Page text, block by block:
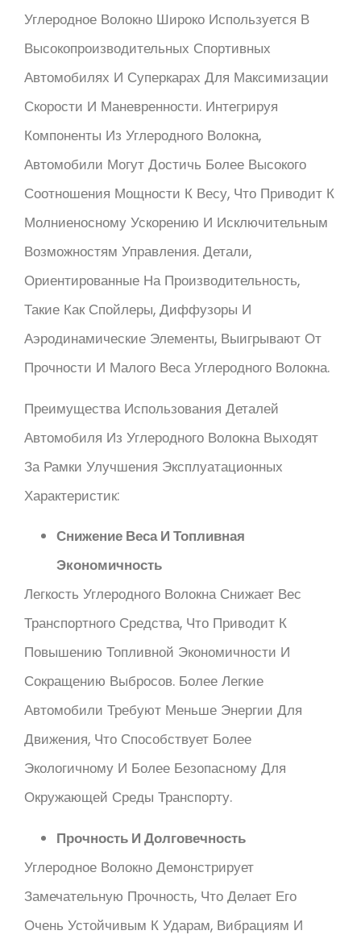
Углеродное Волокно Широко Используется В
Высокопроизводительных Спортивных
Автомобилях И Суперкарах Для Максимизации
Скорости И Маневренности. Интегрируя
Компоненты Из Углеродного Волокна,
Автомобили Могут Достичь Более Высокого
Соотношения Мощности К Весу, Что Приводит К
Молниеносному Ускорению И Исключительным
Возможностям Управления. Детали,
Ориентированные На Производительность,
Такие Как Спойлеры, Диффузоры И
Аэродинамические Элементы, Выигрывают От
Прочности И Малого Веса Углеродного Волокна.
Преимущества Использования Деталей
Автомобиля Из Углеродного Волокна Выходят
За Рамки Улучшения Эксплуатационных
Характеристик:
Снижение Веса И Топливная
Экономичность
Легкость Углеродного Волокна Снижает Вес
Транспортного Средства, Что Приводит К
Повышению Топливной Экономичности И
Сокращению Выбросов. Более Легкие
Автомобили Требуют Меньше Энергии Для
Движения, Что Способствует Более
Экологичному И Более Безопасному Для
Окружающей Среды Транспорту.
Прочность И Долговечность
Углеродное Волокно Демонстрирует
Замечательную Прочность, Что Делает Его
Очень Устойчивым К Ударам, Вибрациям И